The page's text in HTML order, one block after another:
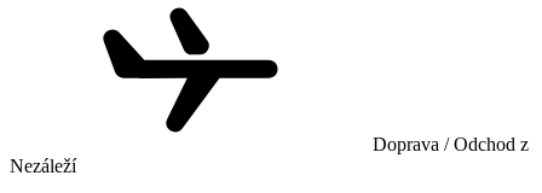
Doprava / Odchod z
Nezáleží